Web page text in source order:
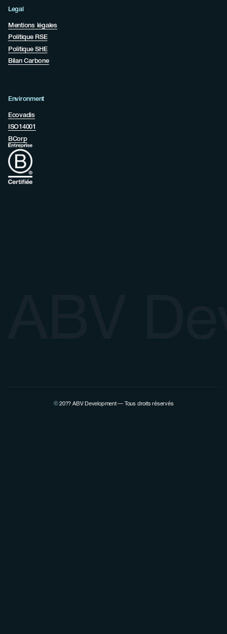
Legal
Mentions légales
Politique RSE
Politique SHE
Bilan Carbone
Environment
Ecovadis
ISO14001
BCorp
© 20?? ABV Development — Tous droits réservés